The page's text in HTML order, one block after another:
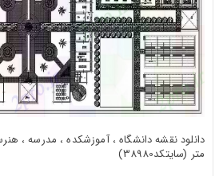
متر (سایتکد38980)